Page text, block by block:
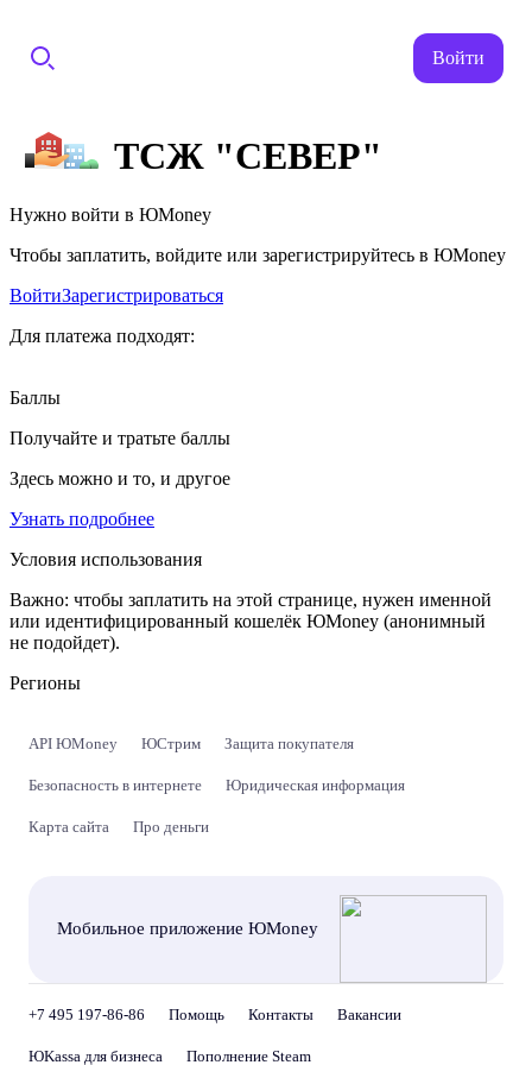
Войти
ТСЖ "СЕВЕР"
Нужно войти в ЮMoney
Чтобы заплатить, войдите или зарегистрируйтесь в ЮMoney
ВойтиЗарегистрироваться
Для платежа подходят:
Баллы
Получайте и тратьте баллы
Здесь можно и то, и другое
Узнать подробнее
Условия использования
Важно: чтобы заплатить на этой странице, нужен именной
или идентифицированный кошелёк ЮMoney (анонимный
не подойдет).
Регионы
API ЮMoney ЮСтрим Защита покупателя
Безопасность в интернете Юридическая информация
Карта сайта Про деньги
Мобильное приложение ЮMoney
+7 495 197-86-86 Помощь Контакты Вакансии
ЮKassa для бизнеса Пополнение Steam